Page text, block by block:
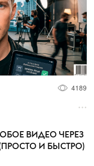
4189
ВИДЕО ЧЕРЕЗ
И БЫСТРО)